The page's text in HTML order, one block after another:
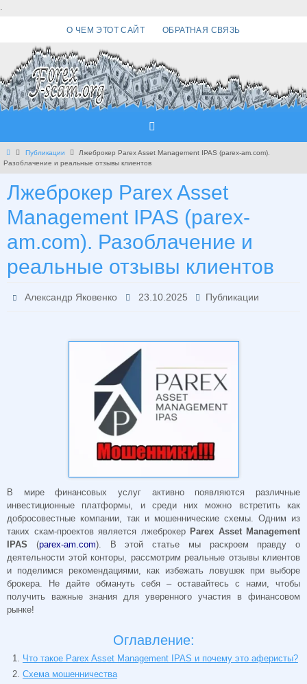
.
О ЧЕМ ЭТОТ САЙТ ОБРАТНАЯ СВЯЗЬ
Главная
Публикации
Лжеброкер Parex Asset Management IPAS (parex-am.com).
Разоблачение и реальные отзывы клиентов
Лжеброкер Parex Asset
Management IPAS (parex-
am.com). Разоблачение и
реальные отзывы клиентов
Александр Яковенко 23.10.2025 Публикации
В мире финансовых услуг активно появляются различные
инвестиционные платформы, и среди них можно встретить как
добросовестные компании, так и мошеннические схемы. Одним из
таких скам-проектов является лжеброкер Parex Asset Management
IPAS (parex-am.com). В этой статье мы раскроем правду о
деятельности этой конторы, рассмотрим реальные отзывы клиентов
и поделимся рекомендациями, как избежать ловушек при выборе
брокера. Не дайте обмануть себя – оставайтесь с нами, чтобы
получить важные знания для уверенного участия в финансовом
рынке!
Оглавление:
Что такое Parex Asset Management IPAS и почему это аферисты?
Схема мошенничества